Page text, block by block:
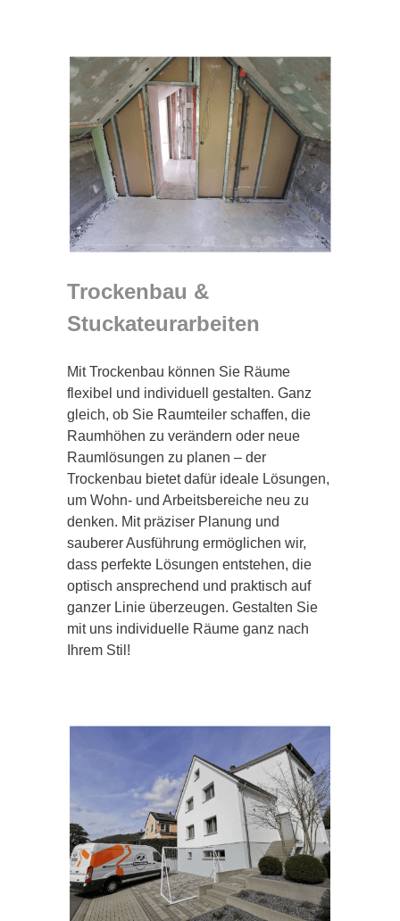
Trockenbau &
Stuckateurarbeiten
Mit Trockenbau können Sie Räume
flexibel und individuell gestalten. Ganz
gleich, ob Sie Raumteiler schaffen, die
Raumhöhen zu verändern oder neue
Raumlösungen zu planen – der
Trockenbau bietet dafür ideale Lösungen,
um Wohn- und Arbeitsbereiche neu zu
denken. Mit präziser Planung und
sauberer Ausführung ermöglichen wir,
dass perfekte Lösungen entstehen, die
optisch ansprechend und praktisch auf
ganzer Linie überzeugen. Gestalten Sie
mit uns individuelle Räume ganz nach
Ihrem Stil!